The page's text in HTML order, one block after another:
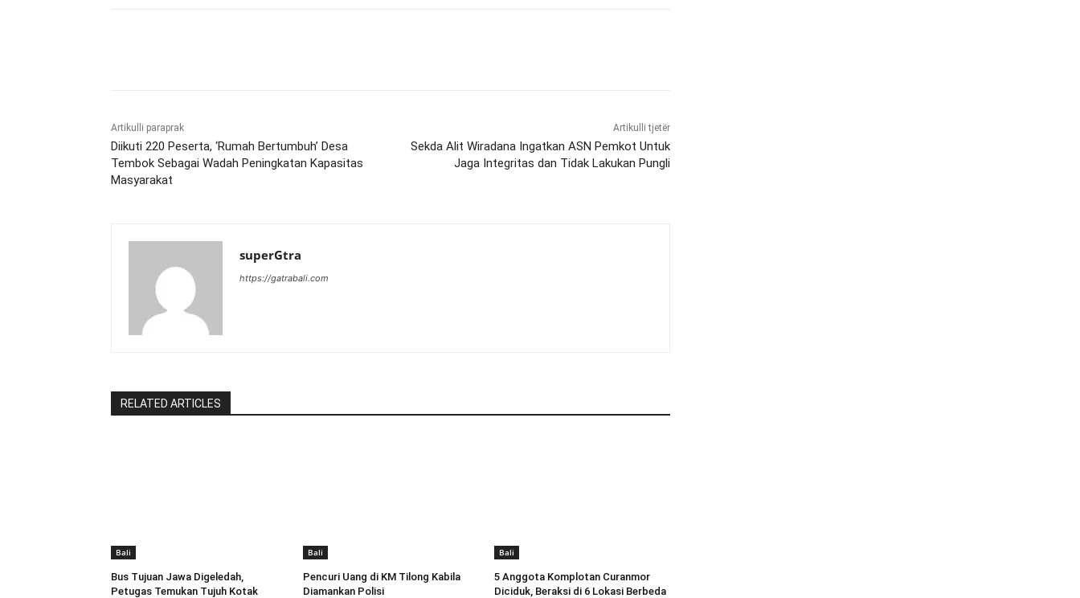
Artikulli paraprak
Diikuti 220 Peserta, ‘Rumah Bertumbuh’ Desa
Tembok Sebagai Wadah Peningkatan Kapasitas
Masyarakat
Artikulli tjetër
Sekda Alit Wiradana Ingatkan ASN Pemkot Untuk
Jaga Integritas dan Tidak Lakukan Pungli
superGtra
https://gatrabali.com
RELATED ARTICLES
Bali
Bus Tujuan Jawa Digeledah,
Petugas Temukan Tujuh Kotak
Bali
Pencuri Uang di KM Tilong Kabila
Diamankan Polisi
Bali
5 Anggota Komplotan Curanmor
Diciduk, Beraksi di 6 Lokasi Berbeda